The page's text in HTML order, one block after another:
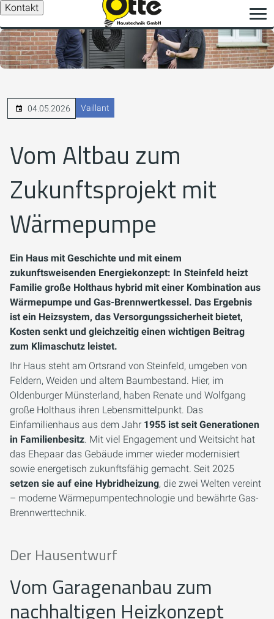
Kontakt
04.05.2026 Vaillant
Vom Altbau zum
Zukunftsprojekt mit
Wärmepumpe
Ein Haus mit Geschichte und mit einem
zukunftsweisenden Energiekonzept: In Steinfeld heizt
Familie große Holthaus hybrid mit einer Kombination aus
Wärmepumpe und Gas-Brennwertkessel. Das Ergebnis
ist ein Heizsystem, das Versorgungssicherheit bietet,
Kosten senkt und gleichzeitig einen wichtigen Beitrag
zum Klimaschutz leistet.
Ihr Haus steht am Ortsrand von Steinfeld, umgeben von
Feldern, Weiden und altem Baumbestand. Hier, im
Oldenburger Münsterland, haben Renate und Wolfgang
große Holthaus ihren Lebensmittelpunkt. Das
Einfamilienhaus aus dem Jahr 1955 ist seit Generationen
in Familienbesitz. Mit viel Engagement und Weitsicht hat
das Ehepaar das Gebäude immer wieder modernisiert
sowie energetisch zukunftsfähig gemacht. Seit 2025
setzen sie auf eine Hybridheizung, die zwei Welten vereint
– moderne Wärmepumpentechnologie und bewährte Gas-
Brennwerttechnik.
Der Hausentwurf
Vom Garagenanbau zum
nachhaltigen Heizkonzept